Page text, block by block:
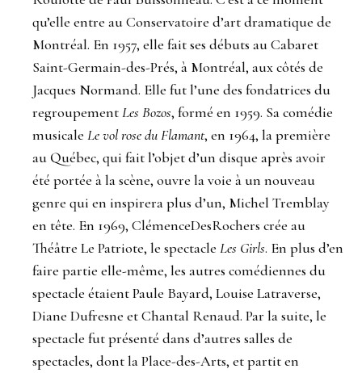
qu’elle entre au Conservatoire d’art dramatique de
Montréal. En 1957, elle fait ses débuts au Cabaret
Saint-Germain-des-Prés, à Montréal, aux côtés de
Jacques Normand. Elle fut l’une des fondatrices du
regroupementLes Bozos, formé en 1959. Sa comédie
musicaleLe vol rose du Flamant, en 1964, la première
au Québec, qui fait l’objet d’un disque après avoir
été portée à la scène, ouvre la voie à un nouveau
genre qui en inspirera plus d’un, Michel Tremblay
en tête. En 1969, ClémenceDesRochers crée au
Théâtre Le Patriote, le spectacleLes Girls. En plus d’en
faire partie elle-même, les autres comédiennes du
spectacle étaient Paule Bayard, Louise Latraverse,
Diane Dufresne et Chantal Renaud. Par la suite, le
spectacle fut présenté dans d’autres salles de
spectacles, dont la Place-des-Arts, et partit en